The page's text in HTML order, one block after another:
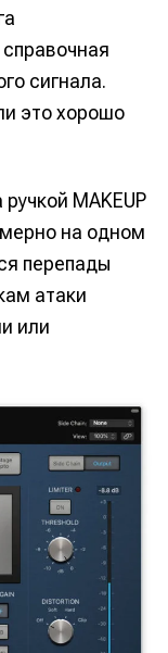
сигнала.
это хорошо
MAKEUP
на одном
перепады
атаки
или